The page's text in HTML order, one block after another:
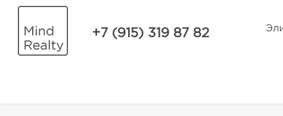
+7 (915) 319 87 82